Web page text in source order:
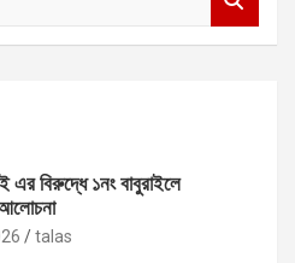
এর বিরুদ্ধে ১নং বাবুরাইলে
talas